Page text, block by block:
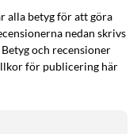
alla betyg för att göra
nedan skrivs
och recensioner
för publicering här